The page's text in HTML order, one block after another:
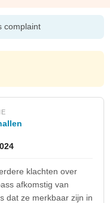
complaint
klachten over
afkomstig van
dat ze merkbaar zijn in